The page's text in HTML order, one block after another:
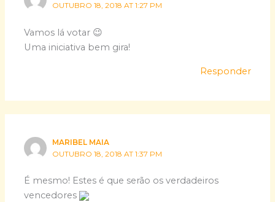
OUTUBRO 18, 2018 AT 1:27 PM
Vamos lá votar 😉
Uma iniciativa bem gira!
Responder
MARIBEL MAIA
OUTUBRO 18, 2018 AT 1:37 PM
É mesmo! Estes é que serão os verdadeiros
vencedores